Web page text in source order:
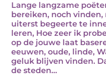
Lange langzame
bereiken, noch
uiterst begeerte te
leren, Hoe zeer ik
op de jouwe laat
eeuwen, oude, linde,
geluk blijven vinden.
de steden…